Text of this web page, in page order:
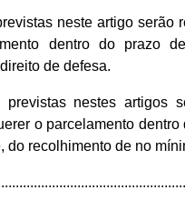
neste artigo serão
dentro do prazo
de defesa.
nestes artigos
o parcelamento
do recolhimento de no